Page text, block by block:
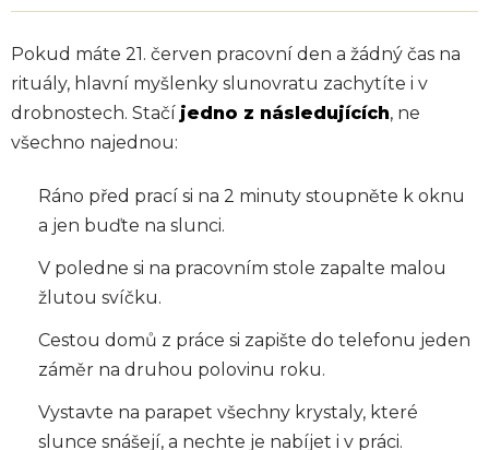
Pokud máte 21. červen pracovní den a žádný čas na
rituály, hlavní myšlenky slunovratu zachytíte i v
drobnostech. Stačí jedno z následujících, ne
všechno najednou:
Ráno před prací si na 2 minuty stoupněte k oknu
a jen buďte na slunci.
V poledne si na pracovním stole zapalte malou
žlutou svíčku.
Cestou domů z práce si zapište do telefonu jeden
záměr na druhou polovinu roku.
Vystavte na parapet všechny krystaly, které
slunce snášejí, a nechte je nabíjet i v práci.